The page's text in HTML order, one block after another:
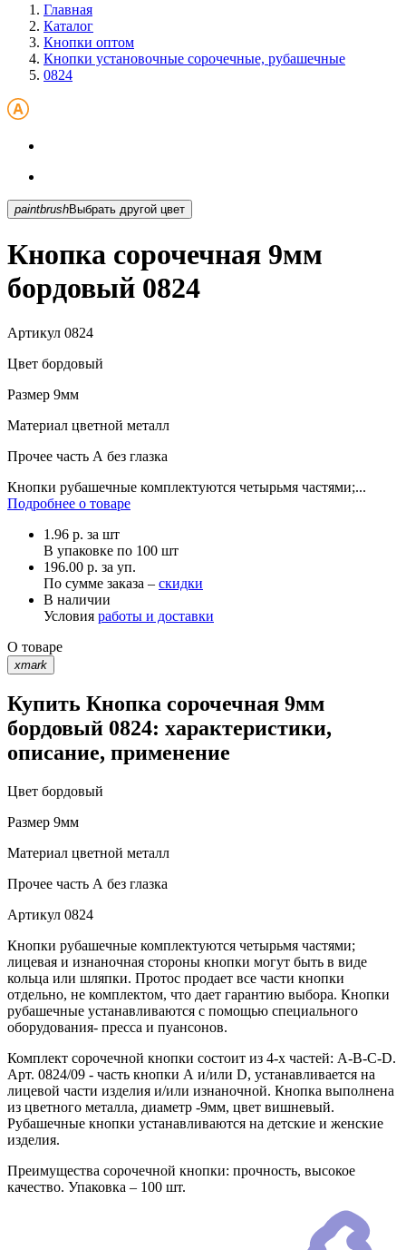
Главная
Каталог
Кнопки оптом
Кнопки установочные сорочечные, рубашечные
0824
paintbrush Выбрать другой цвет
Кнопка сорочечная 9мм
бордовый 0824
Артикул 0824
Цвет бордовый
Размер 9мм
Материал цветной металл
Прочее часть А без глазка
Кнопки рубашечные комплектуются четырьмя частями;...
Подробнее о товаре
1.96 р. за шт
В упаковке по 100 шт
196.00 р. за уп.
По сумме заказа – скидки
В наличии
Условия работы и доставки
О товаре
xmark
Купить Кнопка сорочечная 9мм
бордовый 0824: характеристики,
описание, применение
Цвет бордовый
Размер 9мм
Материал цветной металл
Прочее часть А без глазка
Артикул 0824
Кнопки рубашечные комплектуются четырьмя частями;
лицевая и изнаночная стороны кнопки могут быть в виде
кольца или шляпки. Протос продает все части кнопки
отдельно, не комплектом, что дает гарантию выбора. Кнопки
рубашечные устанавливаются с помощью специального
оборудования- пресса и пуансонов.
Комплект сорочечной кнопки состоит из 4-х частей: А-В-С-D.
Арт. 0824/09 - часть кнопки А и/или D, устанавливается на
лицевой части изделия и/или изнаночной. Кнопка выполнена
из цветного металла, диаметр -9мм, цвет вишневый.
Рубашечные кнопки устанавливаются на детские и женские
изделия.
Преимущества сорочечной кнопки: прочность, высокое
качество. Упаковка – 100 шт.